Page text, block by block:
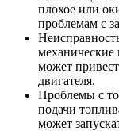
плохое или
проблемам с
механические
может
двигателя.
Проблемы с
подачи
может